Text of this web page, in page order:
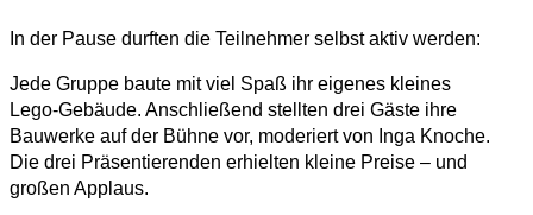
In der Pause durften die Teilnehmer selbst aktiv werden:
Jede Gruppe baute mit viel Spaß ihr eigenes kleines
Lego‑Gebäude. Anschließend stellten drei Gäste ihre
Bauwerke auf der Bühne vor, moderiert von Inga Knoche.
Die drei Präsentierenden erhielten kleine Preise – und
großen Applaus.